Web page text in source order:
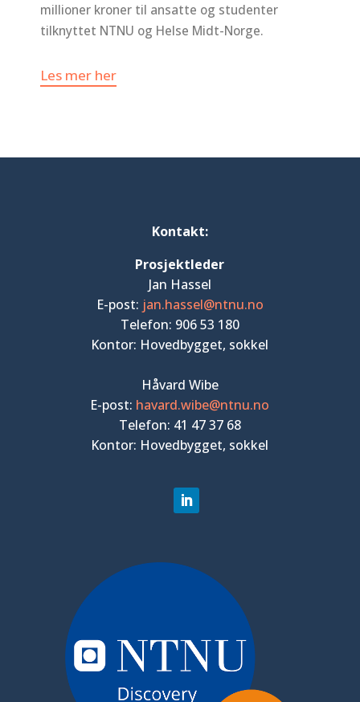
millioner kroner til ansatte og studenter
tilknyttet NTNU og Helse Midt-Norge.
Les mer her
Kontakt:
Prosjektleder
Jan Hassel
E-post: jan.hassel@ntnu.no
Telefon: 906 53 180
Kontor: Hovedbygget, sokkel
Håvard Wibe
E-post: havard.wibe@ntnu.no
Telefon: 41 47 37 68
Kontor: Hovedbygget, sokkel